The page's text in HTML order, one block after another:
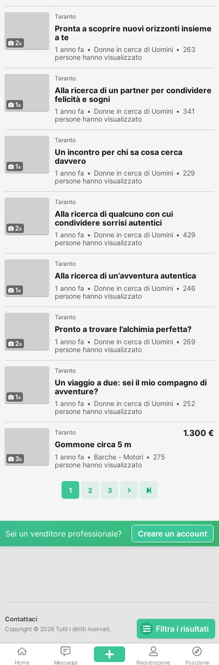
Filtra i risultati
2
Taranto
Pronta a scoprire nuovi orizzonti insieme
a te
1 anno fa Donne in cerca di Uomini
263
persone hanno visualizzato
1
Taranto
Alla ricerca di un partner per condividere
felicità e sogni
1 anno fa Donne in cerca di Uomini
341
persone hanno visualizzato
1
Taranto
Un incontro per chi sa cosa cerca
davvero
1 anno fa Donne in cerca di Uomini
229
persone hanno visualizzato
2
Taranto
Alla ricerca di qualcuno con cui
condividere sorrisi autentici
1 anno fa Donne in cerca di Uomini
429
persone hanno visualizzato
1
Taranto
Alla ricerca di un’avventura autentica
1 anno fa Donne in cerca di Uomini
246
persone hanno visualizzato
2
Taranto
Pronto a trovare l'alchimia perfetta?
1 anno fa Donne in cerca di Uomini
269
persone hanno visualizzato
1
Taranto
Un viaggio a due: sei il mio compagno di
avventure?
1 anno fa Donne in cerca di Uomini
252
persone hanno visualizzato
3
Taranto
Gommone circa 5 m
1 anno fa Barche - Motori
275
persone hanno visualizzato
1.300 €
1 2 3
Sei un venditore professionale? Creare un account
Contattaci
Copyright © 2026 Tutti i diritti riservati.
Home Messaggi Registrazione Posizione